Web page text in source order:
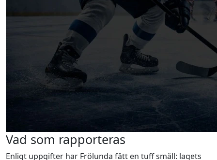
Vad som rapporteras
Enligt uppgifter har Frölunda fått en tuff smäll: lagets